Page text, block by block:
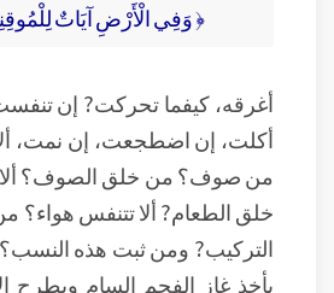
﴿ وَفِي الْأَرْضِ آيَاتٌ لِلْمُوقِنِينَ
أغرقه، كيفما تحركت? إن
أكلت، إن اضطجعت، إن نمت،
من صوف؟ من خلق الصوف؟ ألا
خلق الطعام? ألا تتنفس هواء؟
التركيب? ومن ثبت هذه
يأخذ غاز الفحم السام ويطرح